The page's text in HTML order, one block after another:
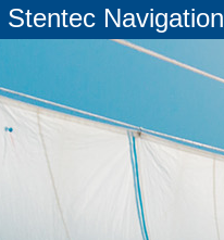
Stentec Navigation